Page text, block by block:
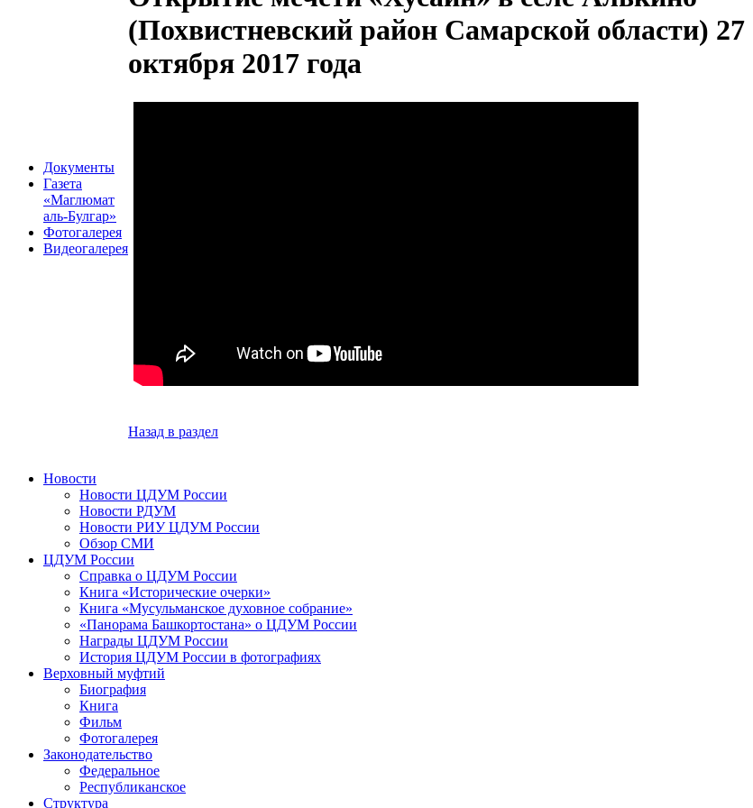
Документы
Газета
«Маглюмат
аль-Булгар»
Фотогалерея
Видеогалерея
(Похвистневский район Самарской области) 27
октября 2017 года
Назад в раздел
Новости
Новости ЦДУМ России
Новости РДУМ
Новости РИУ ЦДУМ России
Обзор СМИ
ЦДУМ России
Справка о ЦДУМ России
Книга «Исторические очерки»
Книга «Мусульманское духовное собрание»
«Панорама Башкортостана» о ЦДУМ России
Награды ЦДУМ России
История ЦДУМ России в фотографиях
Верховный муфтий
Биография
Книга
Фильм
Фотогалерея
Законодательство
Федеральное
Республиканское
Структура